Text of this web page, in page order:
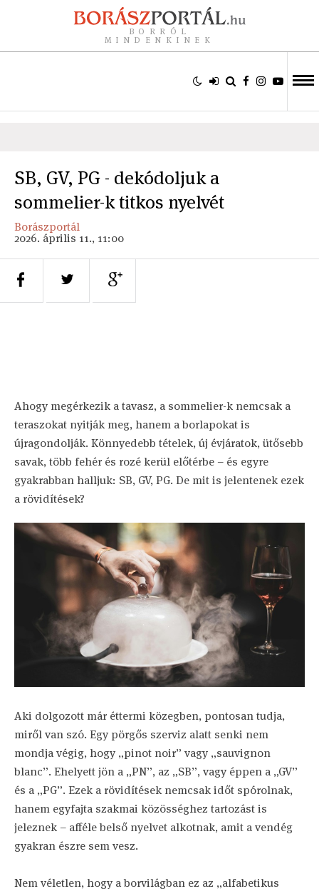
BORRÓL
MINDENKINEK
SB, GV, PG - dekódoljuk a
sommelier-k titkos nyelvét
Borászportál
2026. április 11., 11:00
Ahogy megérkezik a tavasz, a sommelier-k nemcsak a
teraszokat nyitják meg, hanem a borlapokat is
újragondolják. Könnyedebb tételek, új évjáratok, ütősebb
savak, több fehér és rozé kerül előtérbe – és egyre
gyakrabban halljuk: SB, GV, PG. De mit is jelentenek ezek
a rövidítések?
Aki dolgozott már éttermi közegben, pontosan tudja,
miről van szó. Egy pörgős szerviz alatt senki nem
mondja végig, hogy „pinot noir” vagy „sauvignon
blanc”. Ehelyett jön a „PN”, az „SB”, vagy éppen a „GV”
és a „PG”. Ezek a rövidítések nemcsak időt spórolnak,
hanem egyfajta szakmai közösséghez tartozást is
jeleznek – afféle belső nyelvet alkotnak, amit a vendég
gyakran észre sem vesz.
Nem véletlen, hogy a borvilágban ez az „alfabetikus